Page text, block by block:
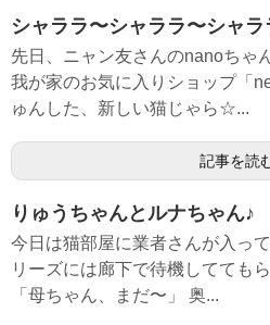
シャララ〜シャララ〜シャ
先日、ニャン友さんのnanoちゃ
我が家のお気に入りショップ「
ゅんした、新しい猫じゃら☆...
記事を読
りゅうちゃんとルナちゃん♪
今日は猫部屋に業者さんが入っ
リーズには廊下で待機してても
「母ちゃん、まだ〜」 奥...